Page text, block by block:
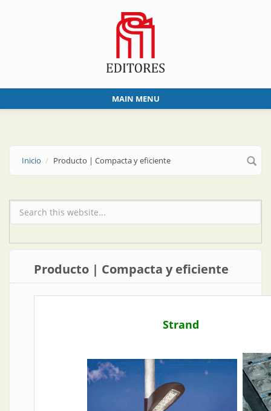
MAIN MENU
Inicio Producto | Compacta y eficiente
Formulario de búsqueda
Producto | Compacta y eficiente
Strand